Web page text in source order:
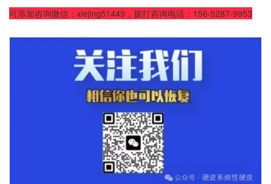
可添加咨询微信：xiejing51449，拨打咨询电话：156-5287-9953